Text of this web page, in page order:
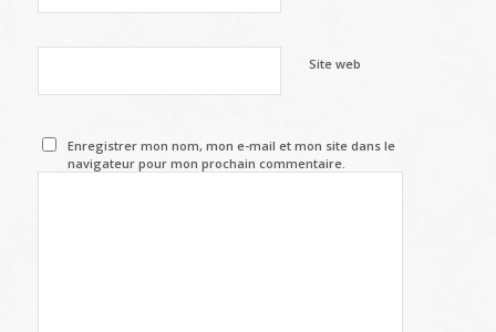
Site web
Enregistrer mon nom, mon e-mail et mon site dans le
navigateur pour mon prochain commentaire.